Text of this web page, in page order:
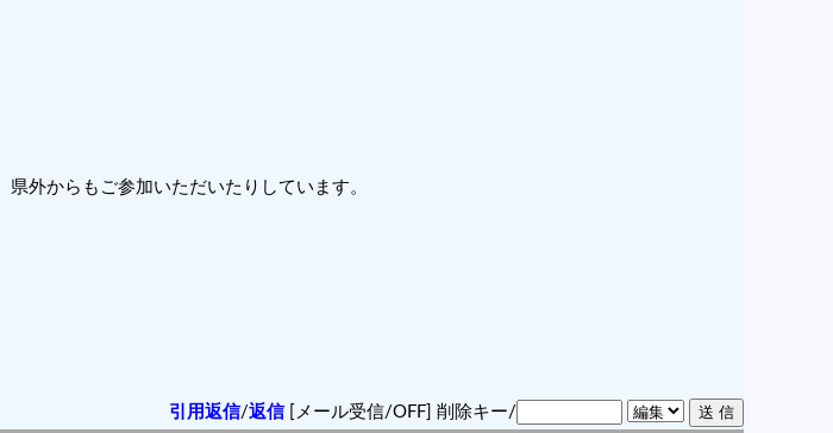
外からもご参加いただいたりしています。
引用返信/返信[メール受信/OFF] 削除キー/